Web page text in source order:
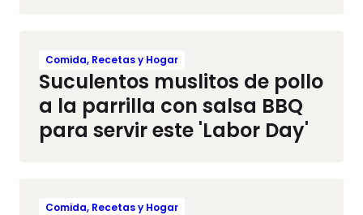
Comida, Recetas y Hogar
Suculentos muslitos de pollo
a la parrilla con salsa BBQ
para servir este 'Labor Day'
Comida, Recetas y Hogar